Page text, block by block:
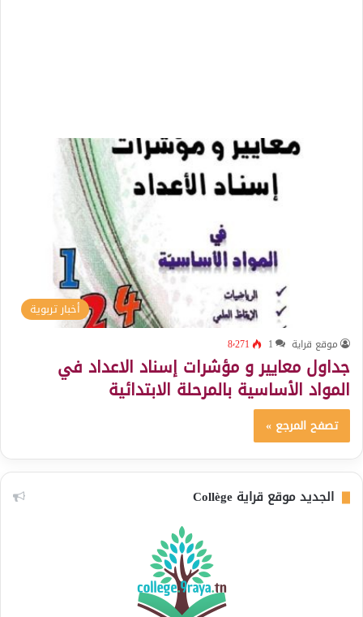
أخبار تربوية
موقع قراية 1 8٬271
جداول معايير و مؤشرات إسناد الاعداد في
المواد الأساسية بالمرحلة الابتدائية
تصفح المرجع »
الجديد موقع قراية Collège